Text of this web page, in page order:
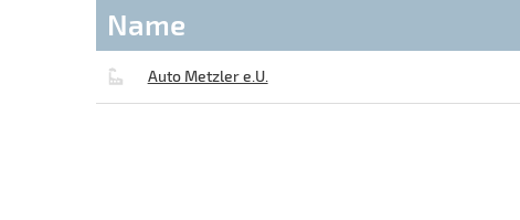
Name
Auto Metzler e.U.